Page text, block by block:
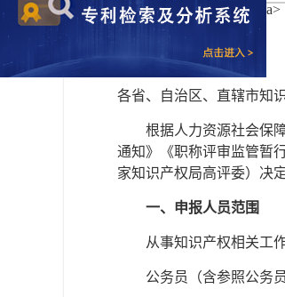
a>
各省、自治区、直辖市知
根据人力资源社会保
通知》《职称评审监管暂
家知识产权局高评委）决
一、申报人员范围
从事知识产权相关工
公务员（含参照公务